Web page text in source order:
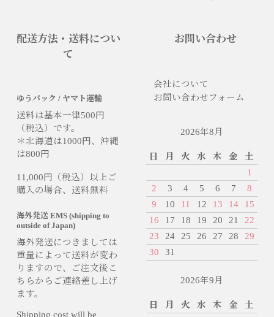
配送方法・送料につい
て
ゆうパック / ヤマト運輸
送料は基本一律500円
（税込）です。
＊北海道は1000円、沖縄
は800円
11,000円（税込）以上ご
購入の場合、送料無料
海外発送 EMS (shipping to
outside of Japan)
海外発送につきましては
重量によって送料が変わ
りますので、ご注文後こ
ちらからご連絡差し上げ
ます。
Shipping cost will be
お問い合わせ
会社について
お問い合わせフォーム
2026年8月
日 月 火 水 木 金
土
1
2
3 4 5 6 7
8
9
10 11 12 13 14
15
16
17 18 19 20 21
22
23
24 25 26 27 28
29
30
31
2026年9月
日 月 火 水 木 金
土